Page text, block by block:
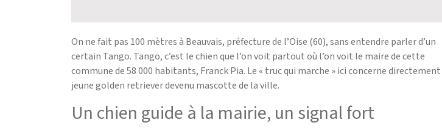
On ne fait pas 100 mètres à Beauvais, préfecture de l’Oise (60), sans entendre parler d’un
certain Tango. Tango, c’est le chien que l’on voit partout où l’on voit le maire de cette
commune de 58 000 habitants, Franck Pia. Le « truc qui marche » ici concerne directement
jeune golden retriever devenu mascotte de la ville.
Un chien guide à la mairie, un signal fort